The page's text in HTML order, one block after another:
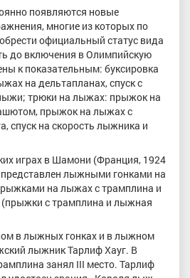
появляются новые
многие из которых по
официальный статус вида
до включения в Олимпийскую
к показательным: буксировка
на дельтапланах, спуск с
трюки на лыжах: прыжок на
прыжок на лыжах с
спуск на скорость лыжника и
играх в Шамони (Франция, 1924
лыжными гонками на
на лыжах с трамплина и
с трамплина и лыжная
в лыжных гонках и в лыжном
лыжник Тарлиф Хауг. В
занял III место. Тарлиф